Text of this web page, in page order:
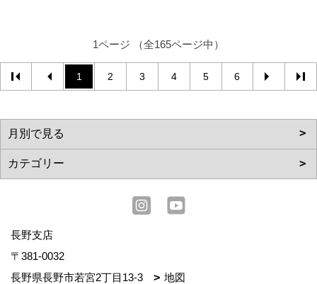
1ページ （全165ページ中）
1 2 3 4 5 6
長野支店
〒381-0032
長野県長野市若宮2丁目13-3
地図